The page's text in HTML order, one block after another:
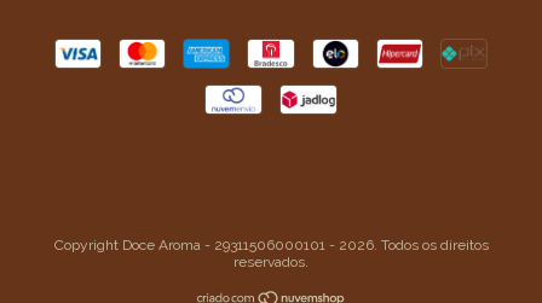
Copyright Doce Aroma - 29311506000101 - 2026. Todos os direitos
reservados.